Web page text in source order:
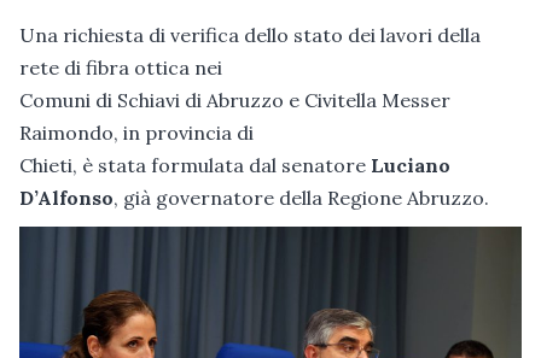
Una richiesta di verifica dello stato dei lavori della
rete di fibra ottica nei
Comuni di Schiavi di Abruzzo e Civitella Messer
Raimondo, in provincia di
Chieti, è stata formulata dal senatore Luciano
D’Alfonso, già governatore della Regione Abruzzo.